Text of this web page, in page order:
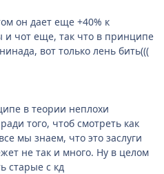
он дает еще +40% к
и чот еще, так что в принципе
вот только лень бить(((
в теории неплохи
того, чтоб смотреть как
мы знаем, что это заслуги
не так и много. Ну в целом
старые с кд